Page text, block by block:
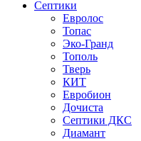
Септики
Евролос
Топас
Эко-Гранд
Тополь
Тверь
КИТ
Евробион
Дочиста
Септики ДКС
Диамант